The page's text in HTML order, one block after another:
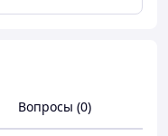
Вопросы (0)